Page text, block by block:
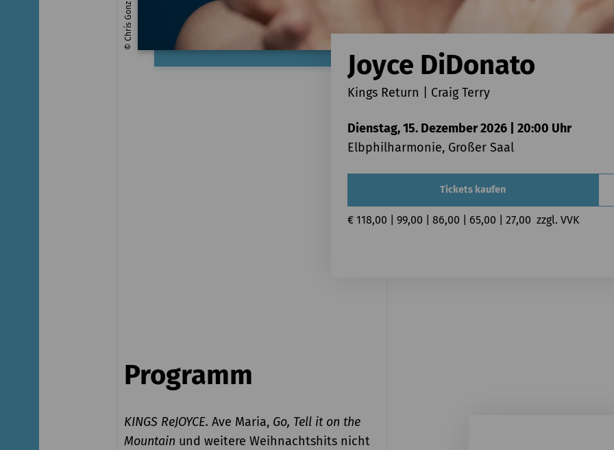
© Chris Gonz
Joyce DiDonato
Kings Return | Craig Terry
Dienstag, 15. Dezember 2026 | 20:00 Uhr
Elbphilharmonie, Großer Saal
Tickets kaufen
€ 118,00 | 99,00 | 86,00 | 65,00 | 27,00  zzgl. VVK
Programm
KINGS ReJOYCE. Ave Maria, Go, Tell it on the
Mountain und weitere Weihnachtshits nicht